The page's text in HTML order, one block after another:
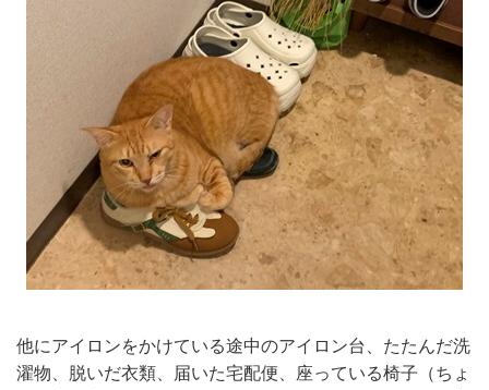
他にアイロンをかけている途中のアイロン台、たたんだ洗
濯物、脱いだ衣類、届いた宅配便、座っている椅子（ちょ